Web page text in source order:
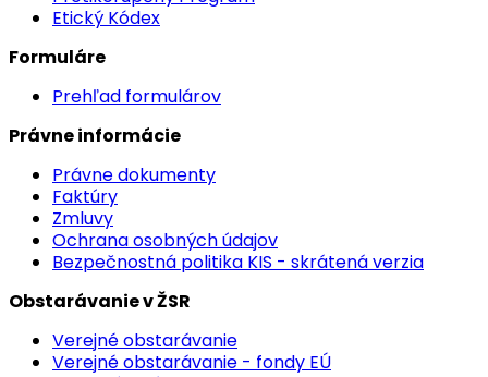
Etický Kódex
Formuláre
Prehľad formulárov
Právne informácie
Právne dokumenty
Faktúry
Zmluvy
Ochrana osobných údajov
Bezpečnostná politika KIS - skrátená verzia
Obstarávanie v ŽSR
Verejné obstarávanie
Verejné obstarávanie - fondy EÚ